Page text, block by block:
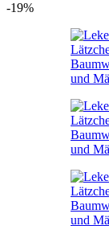
-19%